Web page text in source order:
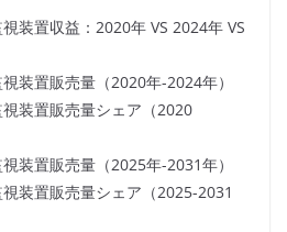
装置収益：2020年 VS 2024年 VS
装置販売量（2020年-2024年）
装置販売量シェア（2020
装置販売量（2025年-2031年）
装置販売量シェア（2025-2031